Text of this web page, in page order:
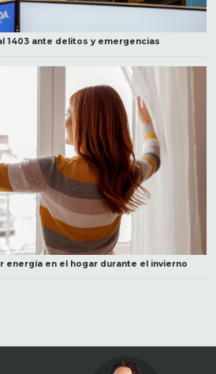
1403 ante delitos y emergencias
energía en el hogar durante el invierno